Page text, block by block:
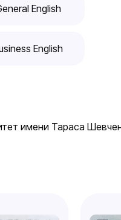
English
English
имени Тараса